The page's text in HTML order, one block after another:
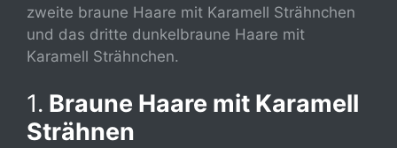
zweite braune Haare mit Karamell Strähnchen
und das dritte dunkelbraune Haare mit
Karamell Strähnchen.
1. Braune Haare mit Karamell
Strähnen